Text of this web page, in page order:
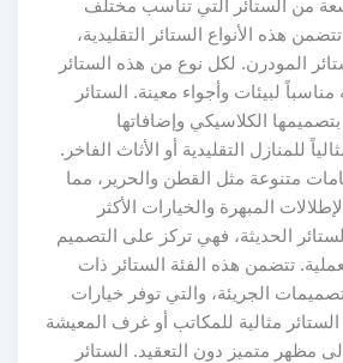
من الستائر التي تناسب مختلف
هذه الأنواع الستائر التقليدية،
المودرن. لكل نوع من هذه الستائر
لبيئات وأجواء معينة. الستائر
الكلاسيكي وإضافاتها
للمنازل التقليدية أو الأثاث الفاخر.
متنوعة مثل القطن والحرير، مما
المبهرة والخيارات الأكثر
الحديثة، فهي تركز على التصميم
تتضمن هذه الفئة الستائر ذات
الجريئة، والتي توفر خيارات
مثالية للمكاتب أو غرف المعيشة
مظهر متميز دون التعقيد. الستائر